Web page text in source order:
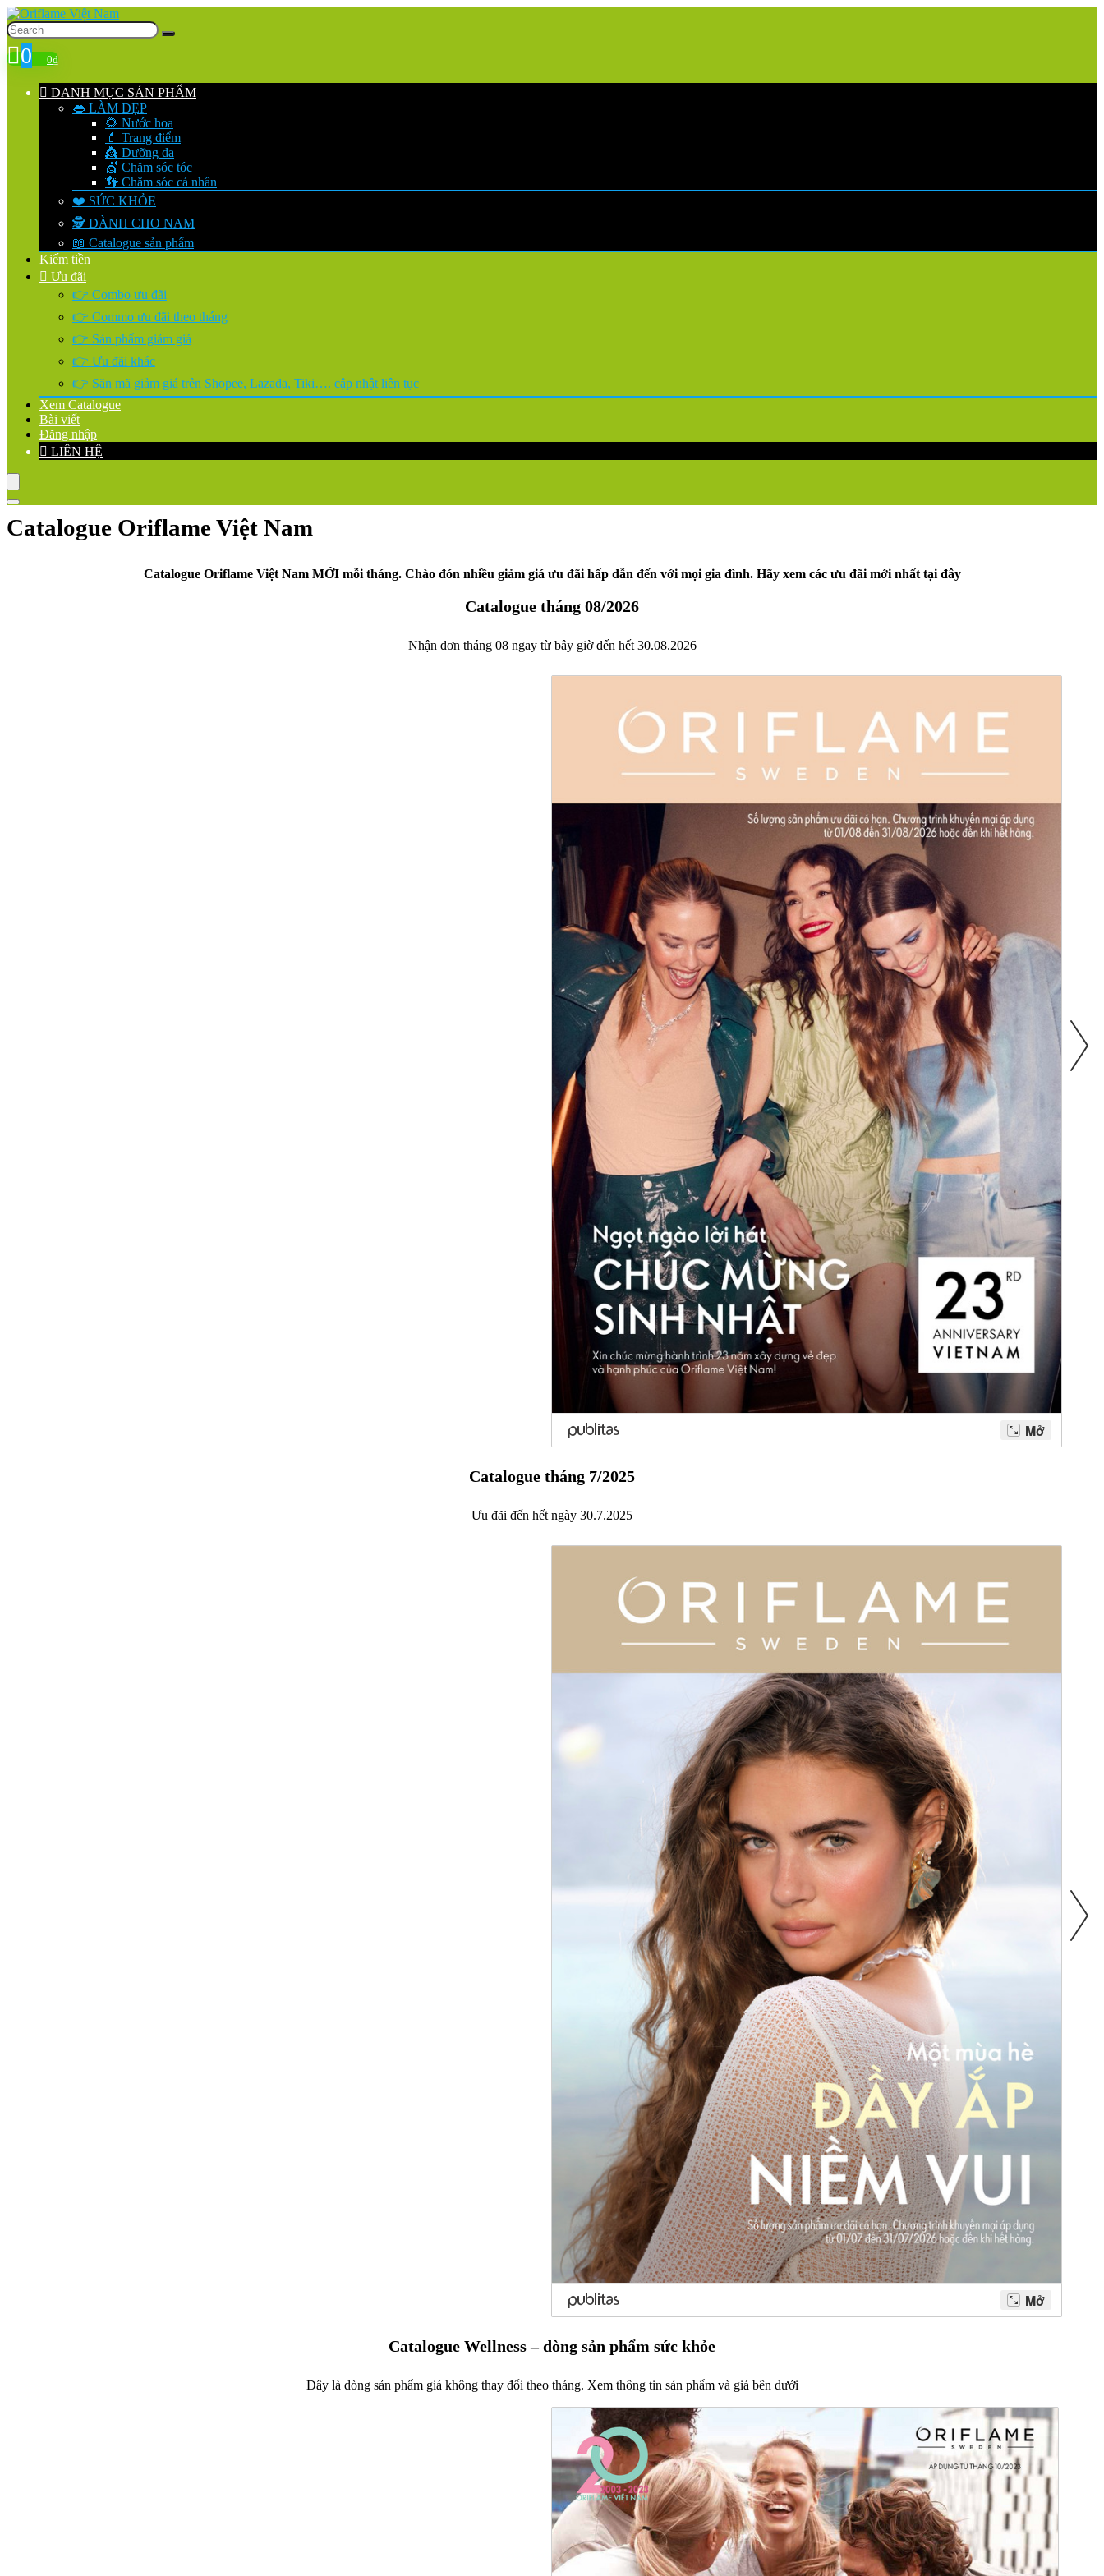
0 0₫
DANH MỤC SẢN PHẨM
👄 LÀM ĐẸP
🌻 Nước hoa
💄 Trang điểm
👸 Dưỡng da
💇 Chăm sóc tóc
👣 Chăm sóc cá nhân
❤️ SỨC KHỎE
🕵️ DÀNH CHO NAM
📖 Catalogue sản phẩm
Kiếm tiền
Ưu đãi
👉 Combo ưu đãi
👉 Commo ưu đãi theo tháng
👉 Sản phẩm giảm giá
👉 Ưu đãi khác
👉 Săn mã giảm giá trên Shopee, Lazada, Tiki…. cập nhật liên tục
Xem Catalogue
Bài viết
Đăng nhập
LIÊN HỆ
Catalogue Oriflame Việt Nam
Catalogue Oriflame Việt Nam MỚI mỗi tháng. Chào đón nhiều giảm giá ưu đãi hấp dẫn đến với mọi gia đình. Hãy xem các ưu đãi mới nhất tại đây
Catalogue tháng 08/2026
Nhận đơn tháng 08 ngay từ bây giờ đến hết 30.08.2026
Catalogue tháng 7/2025
Ưu đãi đến hết ngày 30.7.2025
Catalogue Wellness – dòng sản phẩm sức khỏe
Đây là dòng sản phẩm giá không thay đổi theo tháng. Xem thông tin sản phẩm và giá bên dưới